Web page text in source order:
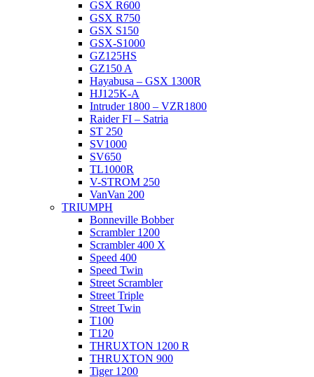
GSX R600
GSX R750
GSX S150
GSX-S1000
GZ125HS
GZ150 A
Hayabusa – GSX 1300R
HJ125K-A
Intruder 1800 – VZR1800
Raider FI – Satria
ST 250
SV1000
SV650
TL1000R
V-STROM 250
VanVan 200
TRIUMPH
Bonneville Bobber
Scrambler 1200
Scrambler 400 X
Speed 400
Speed Twin
Street Scrambler
Street Triple
Street Twin
T100
T120
THRUXTON 1200 R
THRUXTON 900
Tiger 1200